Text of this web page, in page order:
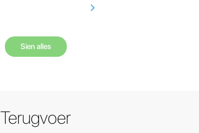
Sien alles
Terugvoer